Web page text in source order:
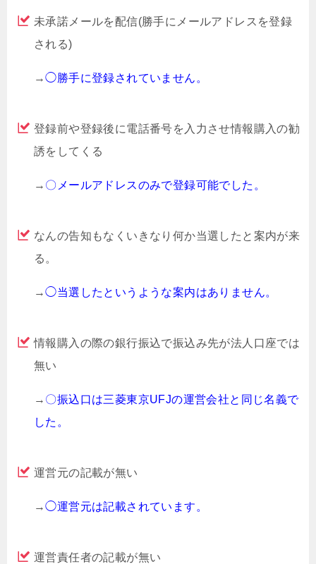
未承諾メールを配信(勝手にメールアドレスを登録
される)
→◯勝手に登録されていません。
登録前や登録後に電話番号を入力させ情報購入の勧
誘をしてくる
→ 〇メールアドレスのみで登録可能でした。
なんの告知もなくいきなり何か当選したと案内が来
る。
→◯当選したというような案内はありません。
情報購入の際の銀行振込で振込み先が法人口座では
無い
→ 〇振込口は三菱東京UFJの運営会社と同じ名義で
した。
運営元の記載が無い
→◯運営元は記載されています。
運営責任者の記載が無い